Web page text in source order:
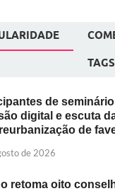
TAGS
de
digital e escuta
de
de 2026
retoma oito